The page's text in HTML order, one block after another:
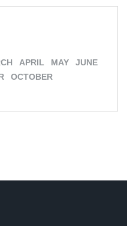
APRIL MAY
JUNE
OCTOBER